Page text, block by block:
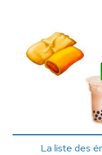
La liste des